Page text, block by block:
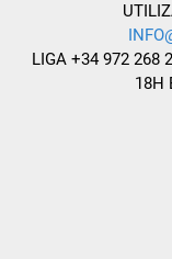
LIGA +34 972 268
18H